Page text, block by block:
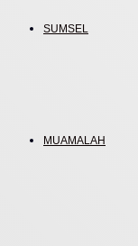
SUMSEL
MUAMALAH